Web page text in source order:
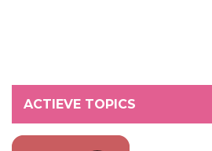
ACTIEVE TOPICS